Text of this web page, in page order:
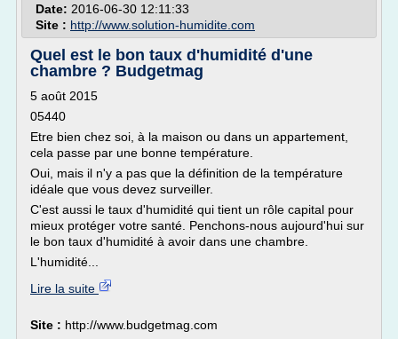
Date: 2016-06-30 12:11:33
Site : http://www.solution-humidite.com
Quel est le bon taux d'humidité d'une
chambre ? Budgetmag
5 août 2015
05440
Etre bien chez soi, à la maison ou dans un appartement,
cela passe par une bonne température.
Oui, mais il n'y a pas que la définition de la température
idéale que vous devez surveiller.
C'est aussi le taux d'humidité qui tient un rôle capital pour
mieux protéger votre santé. Penchons-nous aujourd'hui sur
le bon taux d'humidité à avoir dans une chambre.
L'humidité...
Lire la suite
Site : http://www.budgetmag.com